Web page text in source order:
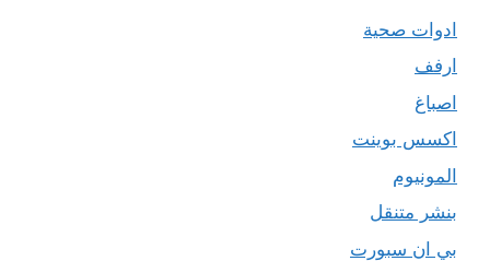
ادوات صحية
ارفف
اصباغ
اكسس بوينت
المونيوم
بنشر متنقل
بي ان سبورت